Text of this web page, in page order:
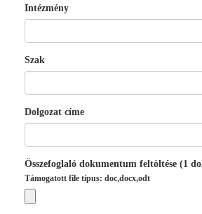
Intézmény
Szak
Dolgozat címe
Összefoglaló dokumentum feltöltése (1
Támogatott file típus: doc,docx,odt